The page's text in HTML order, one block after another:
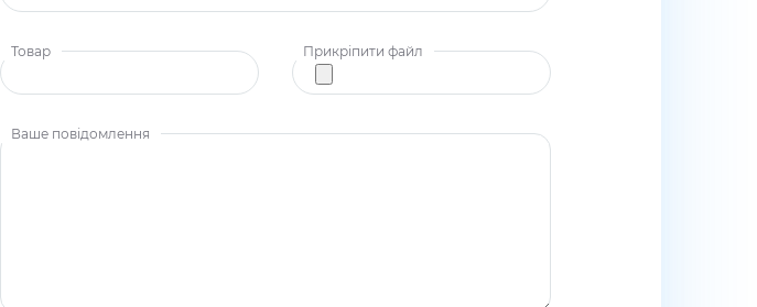
Товар Прикріпити файл
Ваше повідомлення